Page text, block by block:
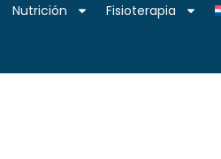
Nutrición Fisioterapia